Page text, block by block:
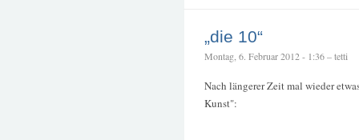
„die 10“
Montag, 6. Februar 2012 - 1:36 – tetti
Nach längerer Zeit mal wieder
Kunst":